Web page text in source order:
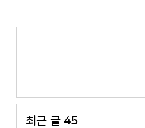
최근 글 45